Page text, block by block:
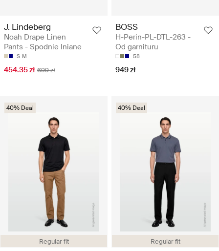
J. Lindeberg
Noah Drape Linen
Pants - Spodnie lniane
S M
454.35 zł 699 zł
BOSS
H-Perin-PL-DTL-263 -
Od garnituru
58
949 zł
Regular fit
40% Deal
Regular fit
40% Deal